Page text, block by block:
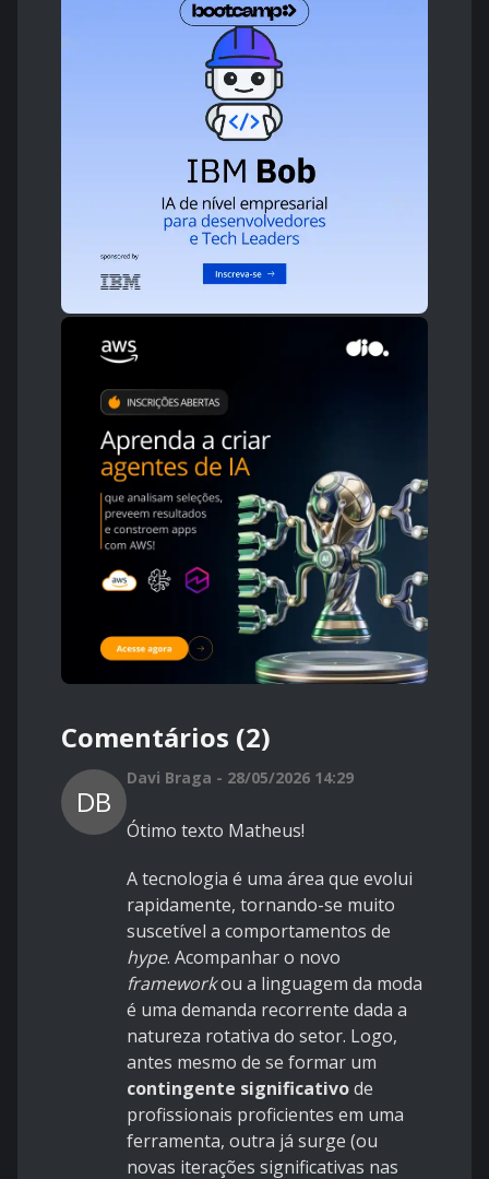
Comentários (2)
DB
Davi Braga - 28/05/2026 14:29
Ótimo texto Matheus!
A tecnologia é uma área que evolui
rapidamente, tornando-se muito
suscetível a comportamentos de
hype. Acompanhar o novo
frameworkou a linguagem da moda
é uma demanda recorrente dada a
natureza rotativa do setor. Logo,
antes mesmo de se formar um
contingente significativode
profissionais proficientes em uma
ferramenta, outra já surge (ou
novas iterações significativas nas